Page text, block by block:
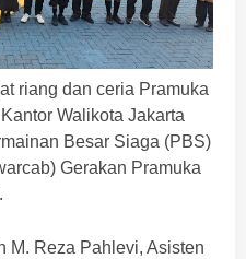
riang dan ceria Pramuka
Walikota Jakarta
Besar Siaga (PBS)
Gerakan Pramuka
M. Reza Pahlevi, Asisten